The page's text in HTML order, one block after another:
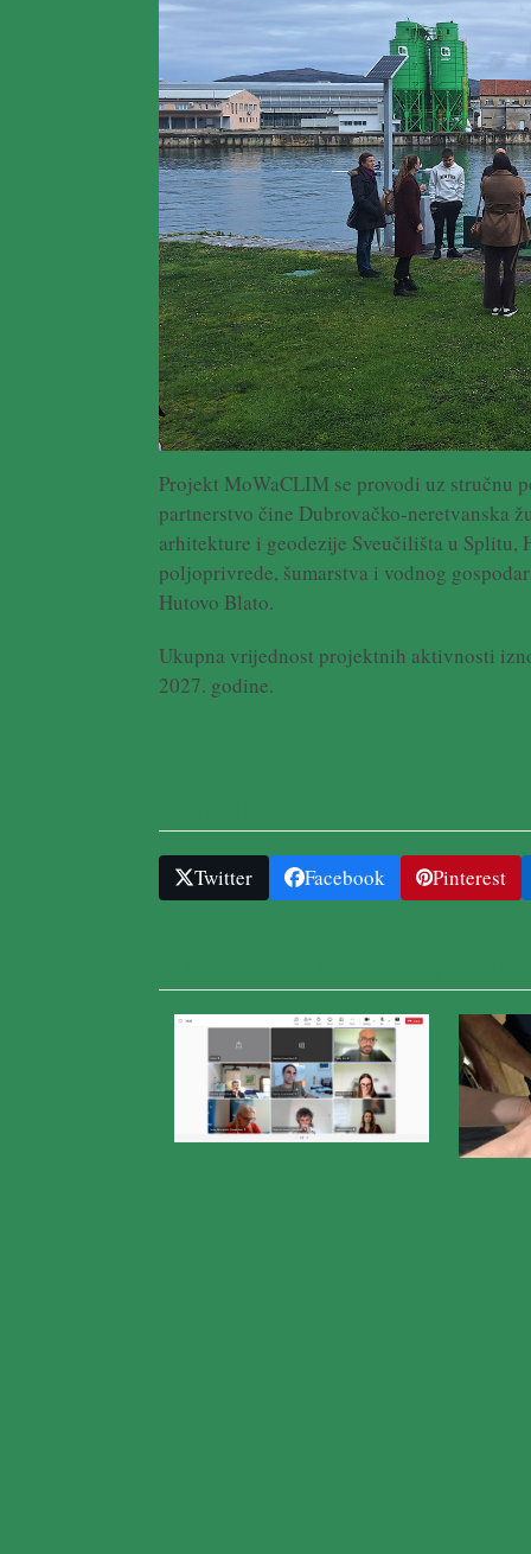
Projekt MoWaCLIM se provodi uz stručnu
partnerstvo čine Dubrovačko-neretvanska
arhitekture i geodezije Sveučilišta u
poljoprivrede, šumarstva i vodnog
Hutovo Blato.
Ukupna vrijednost projektnih aktivnosti
2027. godine.
Twitter Facebook Pinterest